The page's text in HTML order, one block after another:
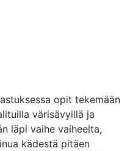
opit tekemään
värisävyillä ja
läpi vaihe vaiheelta,
kädestä pitäen